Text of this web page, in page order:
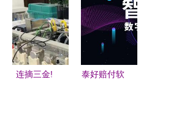
能软件发展
洞察》 信
息技术咨询
服务的智能
技术举办，
助力数智转
型跨越
连摘三金!
泰好赔付软